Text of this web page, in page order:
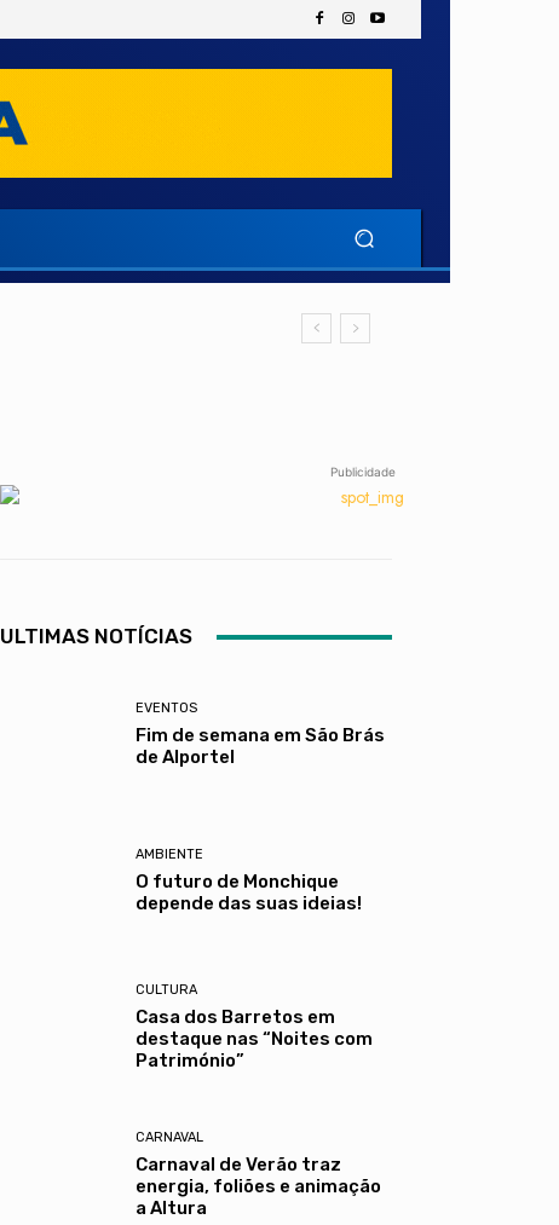
Publicidade
ULTIMAS NOTÍCIAS
EVENTOS
Fim de semana em São Brás
de Alportel
AMBIENTE
O futuro de Monchique
depende das suas ideias!
CULTURA
Casa dos Barretos em
destaque nas “Noites com
Património”
CARNAVAL
Carnaval de Verão traz
energia, foliões e animação
a Altura